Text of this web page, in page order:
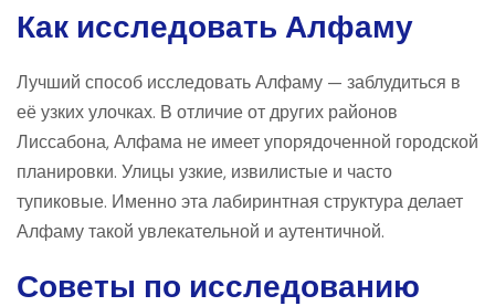
Как исследовать Алфаму
Лучший способ исследовать Алфаму — заблудиться в
её узких улочках. В отличие от других районов
Лиссабона, Алфама не имеет упорядоченной городской
планировки. Улицы узкие, извилистые и часто
тупиковые. Именно эта лабиринтная структура делает
Алфаму такой увлекательной и аутентичной.
Советы по исследованию